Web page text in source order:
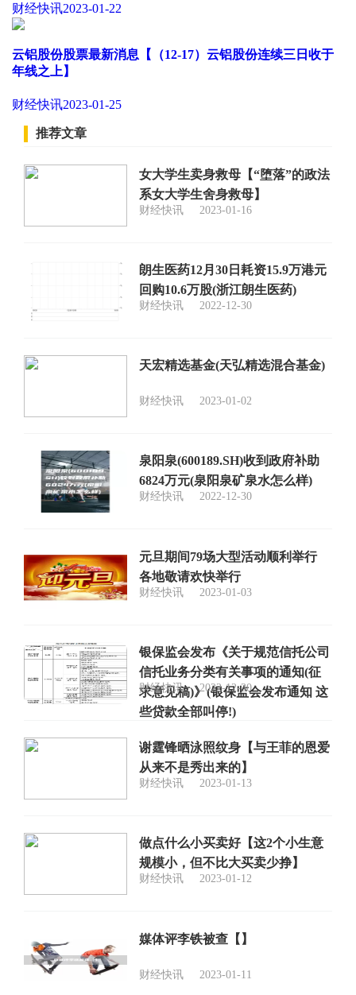
财经快讯2023-01-22
云铝股份股票最新消息【（12-17）云铝股份连续三日收于
年线之上】
财经快讯2023-01-25
推荐文章
女大学生卖身救母【“堕落”的政法
系女大学生舍身救母】
财经快讯 2023-01-16
朗生医药12月30日耗资15.9万港元
回购10.6万股(浙江朗生医药)
财经快讯 2022-12-30
天宏精选基金(天弘精选混合基金)
财经快讯 2023-01-02
泉阳泉(600189.SH)收到政府补助
6824万元(泉阳泉矿泉水怎么样)
财经快讯 2022-12-30
元旦期间79场大型活动顺利举行
各地敬请欢快举行
财经快讯 2023-01-03
银保监会发布《关于规范信托公司
信托业务分类有关事项的通知(征
求意见稿)》(银保监会发布通知 这
些贷款全部叫停!)
财经快讯 2022-12-30
谢霆锋晒泳照纹身【与王菲的恩爱
从来不是秀出来的】
财经快讯 2023-01-13
做点什么小买卖好【这2个小生意
规模小，但不比大买卖少挣】
财经快讯 2023-01-12
媒体评李铁被查【】
财经快讯 2023-01-11